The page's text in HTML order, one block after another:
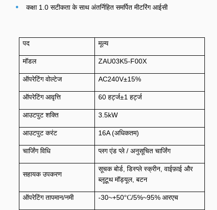
• कक्षा 1.0 सटीकता के साथ अंतर्निहित समर्पित मीटरिंग आईसी
पद मूल्य
मॉडल ZAU03K5-F00X
ऑपरेटिंग वोल्टेज AC240V±15%
ऑपरेटिंग आवृत्ति 60 हर्ट्ज±1 हर्ट्ज
आउटपुट शक्ति 3.5kW
आउटपुट करंट 16A (अधिकतम)
चार्जिंग विधि प्लग एंड प्ले / अनुसूचित चार्जिंग
सहायक उपकरण
सूचक बोर्ड, डिस्प्ले स्क्रीन, वाईफ़ाई और
ब्लूटूथ मॉड्यूल, बटन
ऑपरेटिंग तापमान/नमी -30~+50°C/5%~95% आरएच